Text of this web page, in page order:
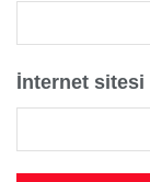
İnternet sitesi